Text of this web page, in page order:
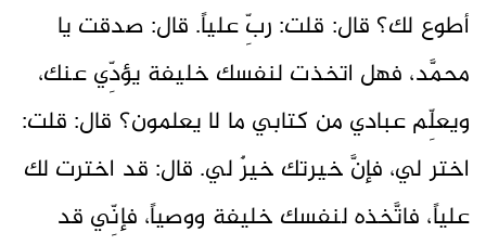
أطوع لك؟ قال: قلت: ربِّ علياً. قال: صدقت يا
محمَّد، فهل اتخذت لنفسك خليفة يؤدِّي عنك،
ويعلِّم عبادي من كتابي ما لا يعلمون؟ قال: قلت:
اختر لي، فإنَّ خيرتك خيرٌ لي. قال: قد اخترت لك
علياً، فاتَّخذه لنفسك خليفة ووصياً، فإنِّي قد